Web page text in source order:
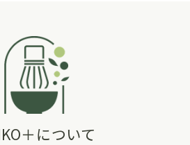
＋について